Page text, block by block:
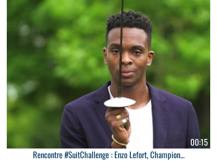
00:15
Rencontre #SuitChallenge : Enzo Lefort, Champion...